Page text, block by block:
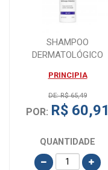
SHAMPOO
DERMATOLÓGICO
ANTICASPA 250ML -...
PRINCIPIA
DE: R$ 65,49
POR: R$ 60,91
QUANTIDADE